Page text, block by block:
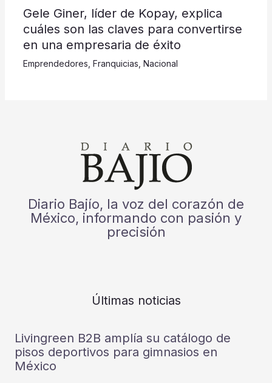
Gele Giner, líder de Kopay, explica
cuáles son las claves para convertirse
en una empresaria de éxito
Emprendedores Franquicias Nacional
Diario Bajío, la voz del corazón de
México, informando con pasión y
precisión
Últimas noticias
Livingreen B2B amplía su catálogo de
pisos deportivos para gimnasios en
México